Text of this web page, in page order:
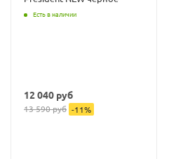
Есть в наличии
12 040 руб
13 590руб -11%